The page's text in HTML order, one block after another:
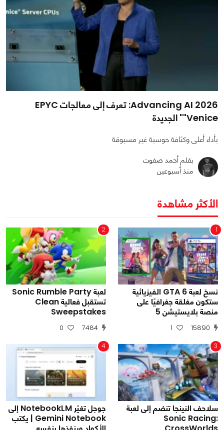
Advancing AI 2026: تعرف إلى معالجات EPYC
"Venice" الجديدة
بأداء أعلى وكثافة حوسبة غير مسبوقة
بقلم أحمد صفوت
منذ أسبوعين
الأكثر مشاهدة
1
نسخ لعبة GTA 6 الفيزيائية
ستكون مغلقة جغرافيًا على
منصة بلايستيشن 5
15890
1
2
لعبة Sonic Rumble Party
تستقبل فعالية Clean
Sweepstakes
7484
0
3
سلاحف النينجا تنضم إلى لعبة
Sonic Racing:
4
جوجل تغيّر NotebookLM إلى
Gemini Notebook | يكتب